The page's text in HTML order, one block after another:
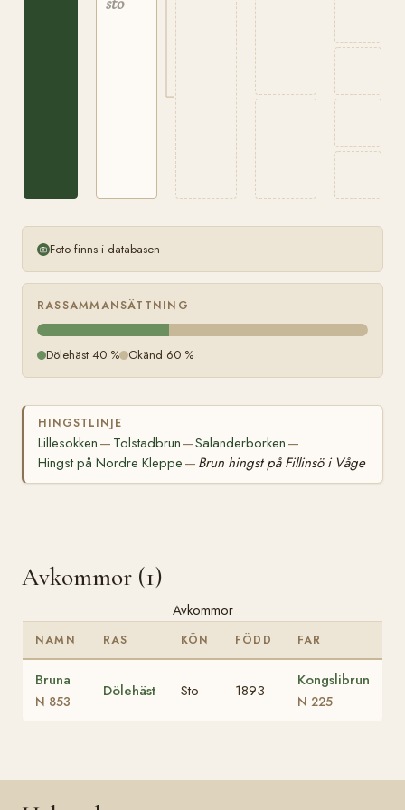
Foto finns i databasen
RASSAMMANSÄTTNING
Dölehäst 40 % Okänd 60 %
HINGSTLINJE
Lillesokken — Tolstadbrun—Salanderborken —
Hingst på Nordre Kleppe — Brun hingst på Fillinsö i Våge
Avkommor (1)
Avkommor
NAMN RAS KÖN FÖDD FAR
Bruna
N 853
Dölehäst Sto 1893
Kongslibrun
N 225